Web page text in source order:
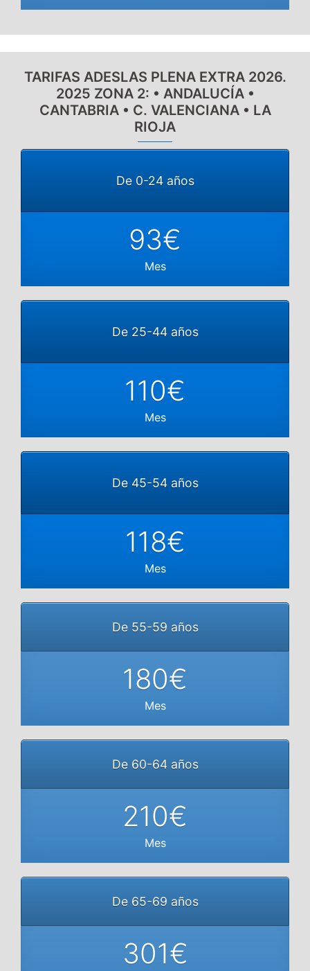
TARIFAS ADESLAS PLENA EXTRA 2026.
2025 ZONA 2: • ANDALUCÍA •
CANTABRIA • C. VALENCIANA • LA
RIOJA
De 0-24 años
93€
Mes
De 25-44 años
110€
Mes
De 45-54 años
118€
Mes
De 55-59 años
180€
Mes
De 60-64 años
210€
Mes
De 65-69 años
301€